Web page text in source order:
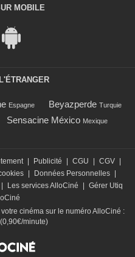
MOBILE
Espagne Beyazperde Turquie
Sensacine México Mexique
Publicité CGU CGV
Données Personnelles
Les services AlloCiné
Gérer Utiq
cinéma sur le numéro AlloCiné :
minute)